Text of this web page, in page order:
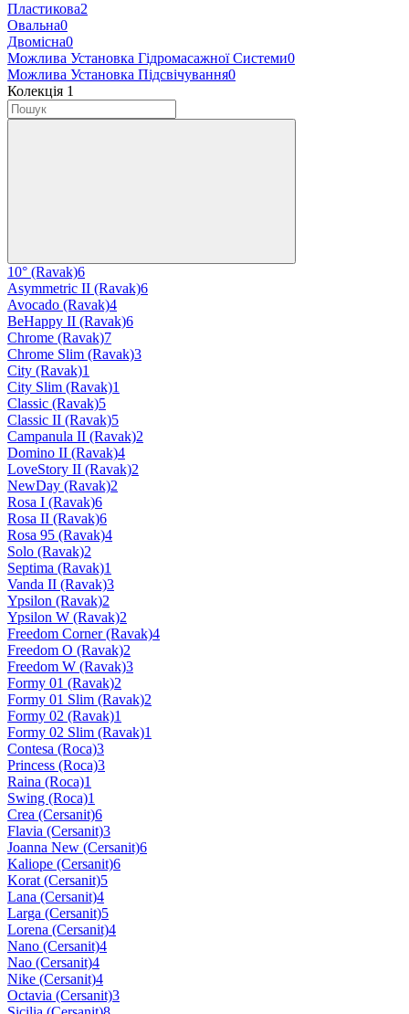
Пластикова2
Овальна0
Двомісна0
Можлива Установка Гідромасажної Системи0
Можлива Установка Підсвічування0
Колекція 1
10° (Ravak)6
Asymmetric II (Ravak)6
Avocado (Ravak)4
BeHappy II (Ravak)6
Chrome (Ravak)7
Chrome Slim (Ravak)3
City (Ravak)1
City Slim (Ravak)1
Classic (Ravak)5
Classic II (Ravak)5
Campanula II (Ravak)2
Domino II (Ravak)4
LoveStory II (Ravak)2
NewDay (Ravak)2
Rosa I (Ravak)6
Rosa II (Ravak)6
Rosa 95 (Ravak)4
Solo (Ravak)2
Septima (Ravak)1
Vanda II (Ravak)3
Ypsilon (Ravak)2
Ypsilon W (Ravak)2
Freedom Corner (Ravak)4
Freedom O (Ravak)2
Freedom W (Ravak)3
Formy 01 (Ravak)2
Formy 01 Slim (Ravak)2
Formy 02 (Ravak)1
Formy 02 Slim (Ravak)1
Contesa (Roca)3
Princess (Roca)3
Raina (Roca)1
Swing (Roca)1
Crea (Cersanit)6
Flavia (Cersanit)3
Joanna New (Cersanit)6
Kaliope (Cersanit)6
Korat (Cersanit)5
Lana (Cersanit)4
Larga (Cersanit)5
Lorena (Cersanit)4
Nano (Cersanit)4
Nao (Cersanit)4
Nike (Cersanit)4
Octavia (Cersanit)3